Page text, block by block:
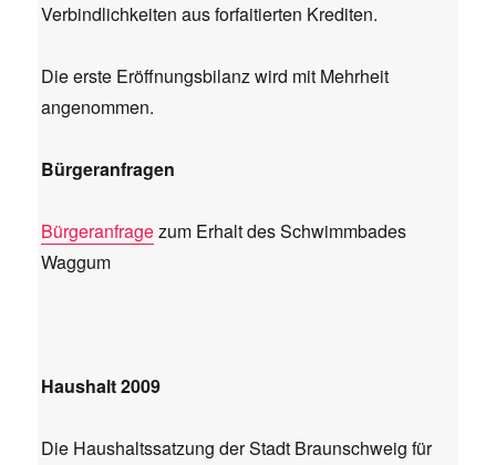
Verbindlichkeiten aus forfaitierten Krediten.
Die erste Eröffnungsbilanz wird mit Mehrheit
angenommen.
Bürgeranfragen
Bürgeranfragezum Erhalt des Schwimmbades
Waggum
Haushalt 2009
Die Haushaltssatzung der Stadt Braunschweig für